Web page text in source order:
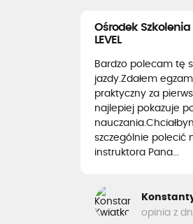
Ośrodek
LEVEL
Bardzo polecam tę
jazdy.Zdałem
praktyczny za
najlepiej pokazuje
szczególnie polecić
instruktora Pana...
opinia z